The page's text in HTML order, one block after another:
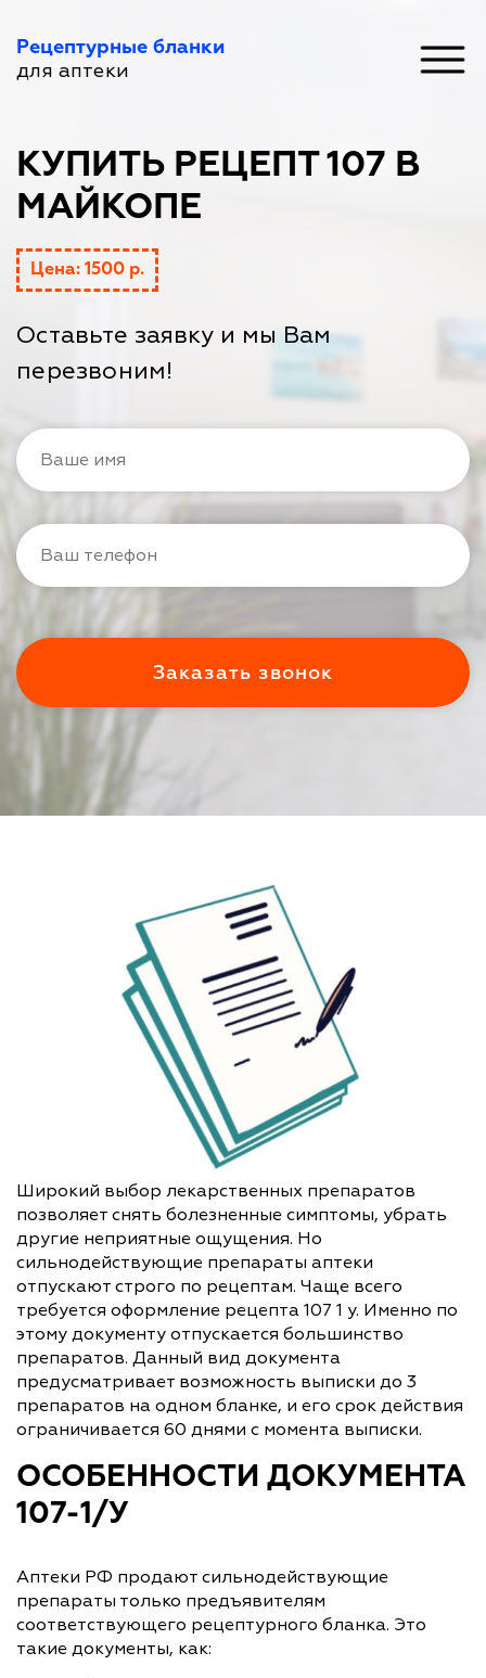
Рецептурные бланки
для аптеки
КУПИТЬ РЕЦЕПТ 107 В
МАЙКОПЕ
Цена: 1500 р.
Оставьте заявку и мы Вам
перезвоним!
Широкий выбор лекарственных препаратов
позволяет снять болезненные симптомы, убрать
другие неприятные ощущения. Но
сильнодействующие препараты аптеки
отпускают строго по рецептам. Чаще всего
требуется оформление рецепта 107 1 у. Именно по
этому документу отпускается большинство
препаратов. Данный вид документа
предусматривает возможность выписки до 3
препаратов на одном бланке, и его срок действия
ограничивается 60 днями с момента выписки.
ОСОБЕННОСТИ ДОКУМЕНТА
107-1/У
Аптеки РФ продают сильнодействующие
препараты только предъявителям
соответствующего рецептурного бланка. Это
такие документы, как: